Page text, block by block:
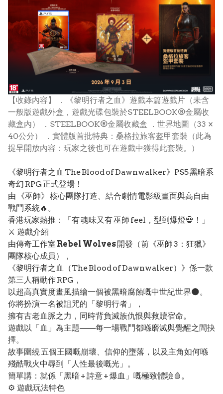
【收錄內容】 ．《黎明行者之血》遊戲本篇遊戲片（未含
一般版遊戲外盒，遊戲光碟包裝於STEELBOOK®金屬收
藏盒內） ．STEELBOOK®金屬收藏盒 ．世界地圖（33 ×
40公分） ．實體版首批特典：桑格拉旅客盔甲套裝（此為
提早開放內容：玩家之後也可在遊戲中獲得此套裝。）
《黎明行者之血 The Blood of Dawnwalker》PS5 黑暗系
奇幻 RPG 正式登場！
由 《巫師》 核心團隊打造、結合劇情電影級畫面與高自由
戰鬥系統🔥。
香港玩家熱推：「有 魂味又有 巫師 feel，型到爆燈💀！」
⚔️ 遊戲介紹
由傳奇工作室 Rebel Wolves開發（前《巫師 3：狂獵》
團隊核心成員），
《黎明行者之血（The Blood of Dawnwalker）》係一款
第三人稱動作 RPG，
以超高真實度畫風描繪一個被黑暗腐蝕嘅中世紀世界🌑。
你將扮演一名被詛咒的「黎明行者」，
擁有古老血脈之力，同時背負滅族仇恨與救贖宿命。
遊戲以「血」為主題——每一場戰鬥都喺磨滅與覺醒之間抉
擇。
故事圍繞 五個王國嘅崩壞、信仰的墮落，以及主角如何喺
殘酷戰火中尋到「人性最後嘅光」。
簡單講：就係「黑暗 + 詩意 + 爆血」嘅極致體驗🩸。
⚙️ 遊戲玩法特色